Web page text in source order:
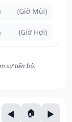
(Giờ Mùi)
(Giờ Hợi)
sự tiến bộ.